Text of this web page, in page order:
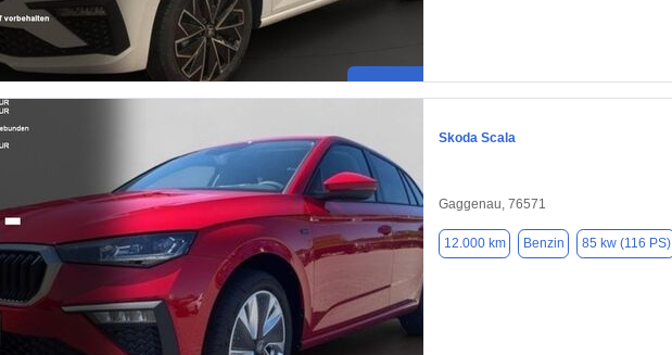
Skoda Scala
Gaggenau, 76571
12.000 km Benzin 85 kw (116 PS)